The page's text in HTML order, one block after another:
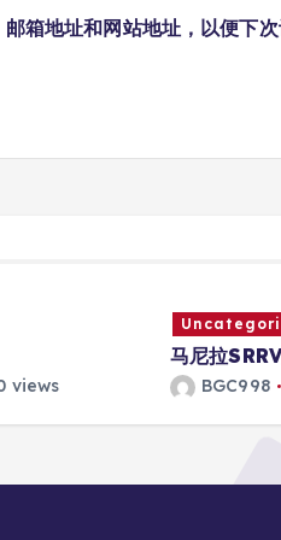
箱地址和网站地址，以便下次
views
马尼拉
BGC998